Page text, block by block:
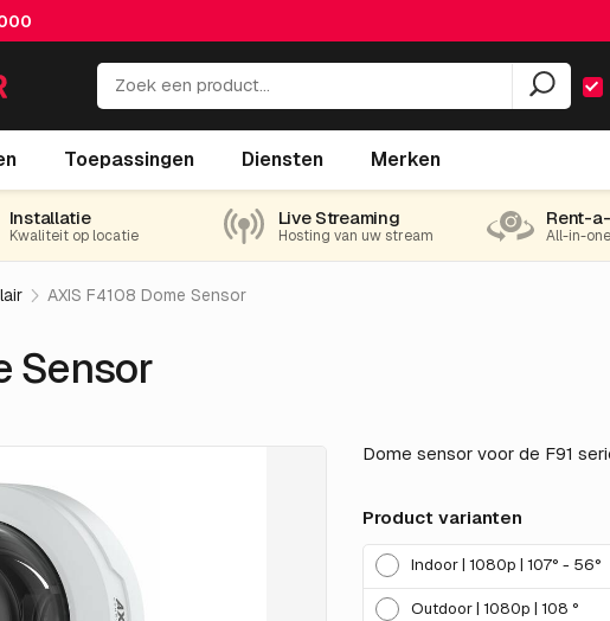
Toepassingen Diensten Merken
Installatie
Kwaliteit op locatie
Live Streaming
Hosting van uw stream
Rent-
All-in-
AXIS F4108 Dome Sensor
Sensor
Dome sensor voor de F91
Product varianten
Indoor | 1080p | 107° - 56°
Outdoor | 1080p | 108 °